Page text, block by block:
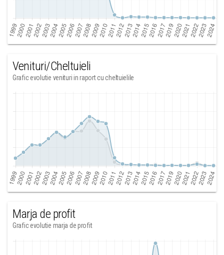
Venituri/Cheltuieli
Grafic evolutie venituri in raport cu cheltuielile
Marja de profit
Grafic evolutie marja de profit